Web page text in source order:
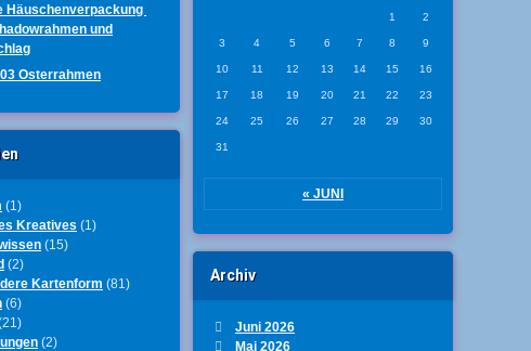
Häuschenverpackung
und
Osterrahmen
(1)
Kreatives (1)
(15)
(2)
Kartenform (81)
(6)
(2)
1 2
3 4 5 6 7 8 9
10 11 12 13 14 15 16
17 18 19 20 21 22 23
24 25 26 27 28 29 30
31
« JUNI
Archiv
Juni 2026
Mai 2026